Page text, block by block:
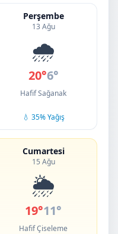
Perşembe
13 Ağu
🌧️
20°6°
Hafif Sağanak
💧 35% Yağış
Cumartesi
15 Ağu
🌦️
19°11°
Hafif Çiseleme